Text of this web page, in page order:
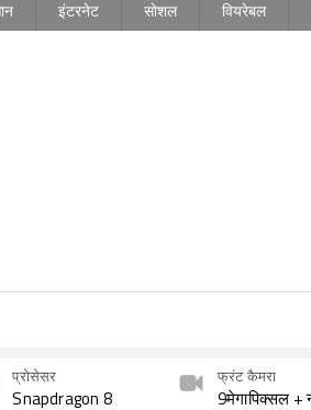
इंटरनेट सोशल वियरेबल
प्रोसेसर
Snapdragon 8
फ्रंट कैमरा
9मेगापिक्सल +